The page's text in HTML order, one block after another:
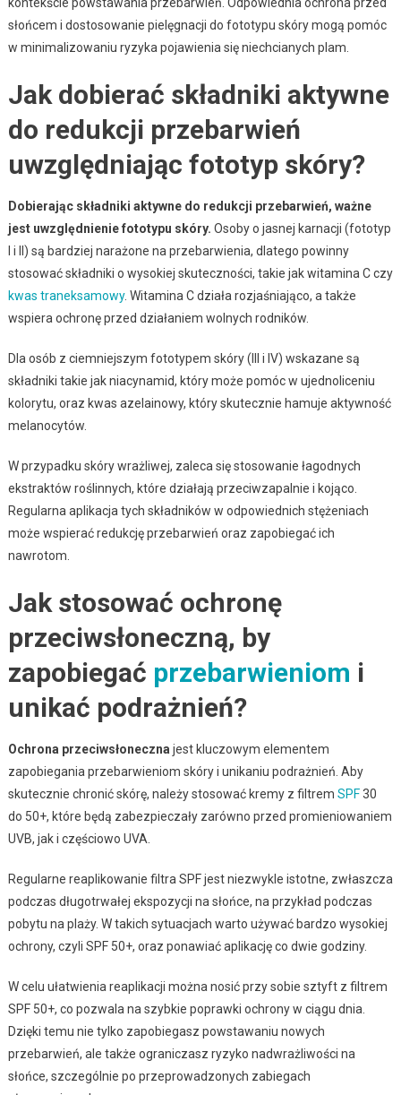
słońcem i dostosowanie pielęgnacji do fototypu skóry mogą pomóc
w minimalizowaniu ryzyka pojawienia się niechcianych plam.
Jak dobierać składniki aktywne
do redukcji przebarwień
uwzględniając fototyp skóry?
Dobierając składniki aktywne do redukcji przebarwień, ważne
jest uwzględnienie fototypu skóry. Osoby o jasnej karnacji (fototyp
I i II) są bardziej narażone na przebarwienia, dlatego powinny
stosować składniki o wysokiej skuteczności, takie jak witamina C czy
kwas traneksamowy. Witamina C działa rozjaśniająco, a także
wspiera ochronę przed działaniem wolnych rodników.
Dla osób z ciemniejszym fototypem skóry (III i IV) wskazane są
składniki takie jak niacynamid, który może pomóc w ujednoliceniu
kolorytu, oraz kwas azelainowy, który skutecznie hamuje aktywność
melanocytów.
W przypadku skóry wrażliwej, zaleca się stosowanie łagodnych
ekstraktów roślinnych, które działają przeciwzapalnie i kojąco.
Regularna aplikacja tych składników w odpowiednich stężeniach
może wspierać redukcję przebarwień oraz zapobiegać ich
nawrotom.
Jak stosować ochronę
przeciwsłoneczną, by
zapobiegać przebarwieniom i
unikać podrażnień?
Ochrona przeciwsłoneczna jest kluczowym elementem
zapobiegania przebarwieniom skóry i unikaniu podrażnień. Aby
skutecznie chronić skórę, należy stosować kremy z filtrem SPF30
do 50+, które będą zabezpieczały zarówno przed promieniowaniem
UVB, jak i częściowo UVA.
Regularne reaplikowanie filtra SPF jest niezwykle istotne, zwłaszcza
podczas długotrwałej ekspozycji na słońce, na przykład podczas
pobytu na plaży. W takich sytuacjach warto używać bardzo wysokiej
ochrony, czyli SPF 50+, oraz ponawiać aplikację co dwie godziny.
W celu ułatwienia reaplikacji można nosić przy sobie sztyft z filtrem
SPF 50+, co pozwala na szybkie poprawki ochrony w ciągu dnia.
Dzięki temu nie tylko zapobiegasz powstawaniu nowych
przebarwień, ale także ograniczasz ryzyko nadwrażliwości na
słońce, szczególnie po przeprowadzonych zabiegach